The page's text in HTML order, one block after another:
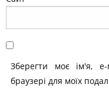
Зберегти моє ім'я,
браузері для моїх